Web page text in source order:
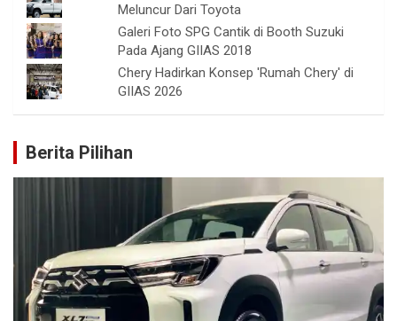
Meluncur Dari Toyota
Galeri Foto SPG Cantik di Booth Suzuki
Pada Ajang GIIAS 2018
Chery Hadirkan Konsep 'Rumah Chery' di
GIIAS 2026
Berita Pilihan